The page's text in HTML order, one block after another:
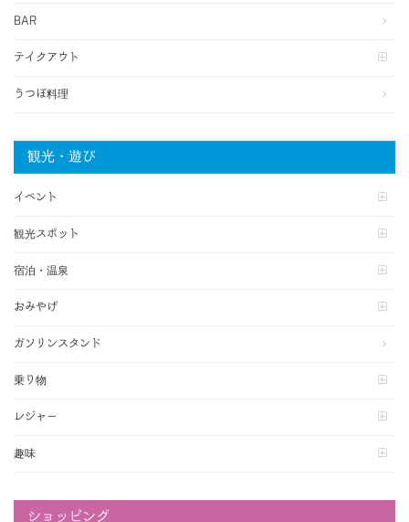
BAR
テイクアウト
うつぼ料理
観光・遊び
イベント
観光スポット
宿泊・温泉
おみやげ
ガソリンスタンド
乗り物
レジャー
趣味
ショッピング